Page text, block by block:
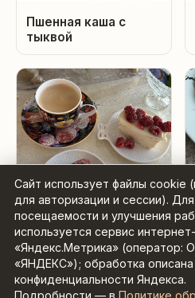
Сайт использует файлы cookie
для авторизации и сессии). Для
посещаемости и улучшения
используется сервис
«Яндекс.Метрика» (оператор:
«ЯНДЕКС»); обработка описана
конфиденциальности Яндекса.
Подробности — в Политике
Пшенная каша с
тыквой
Творожная
запеканка с малиной